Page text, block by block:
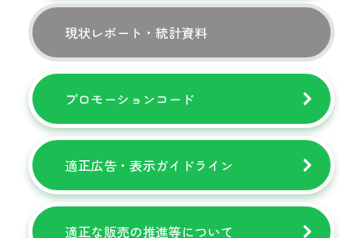
現状レポート・統計資料
プロモーションコード
適正広告・表示ガイドライン
適正な販売の推進等について